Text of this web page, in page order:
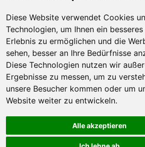
Diese Website verwendet Cookies
Technologien, um Ihnen ein
Erlebnis zu ermöglichen und die
sehen, besser an Ihre Bedürfnisse
Diese Technologien nutzen wir
Ergebnisse zu messen, um zu
unsere Besucher kommen oder um
Website weiter zu entwickeln.
Alle akzeptieren